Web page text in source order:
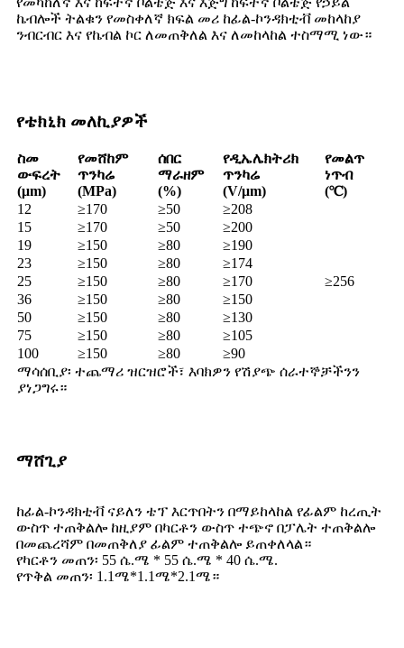
ኬብሎች ትልቁን የመስቀለኛ ክፍል መሪ ከፊል-ኮንዳክቲቭ መከላከያ
ንብርብር እና የኬብል ኮር ለመጠቅለል እና ለመከላከል ተስማሚ ነው።
የቴክኒክ መለኪያዎች
ስመ
ውፍረት
(μm)
የመሸከም
ጥንካሬ
(MPa)
ሰበር
ማራዘም
(%)
የዲኤሌክትሪክ
ጥንካሬ
(V/μm)
የመልጥ
ነጥብ
(℃)
12
≥170 ≥50 ≥208
≥256
15 ≥170 ≥50
≥200
19
≥150 ≥80
≥190
23
≥150 ≥80
≥174
25
≥150 ≥80
≥170
36
≥150 ≥80
≥150
50
≥150 ≥80
≥130
75
≥150 ≥80
≥105
100
≥150 ≥80
≥90
ማሳሰቢያ፡ ተጨማሪ ዝርዝሮች፣ እባክዎን የሽያጭ ሰራተኞቻችንን
ያነጋግሩ።
ማሸጊያ
ከፊል-ኮንዳክቲቭ ናይለን ቴፕ እርጥበትን በማይከላከል የፊልም ከረጢት
ውስጥ ተጠቅልሎ ከዚያም በካርቶን ውስጥ ተጭኖ በፓሌት ተጠቅልሎ
በመጨረሻም በመጠቅለያ ፊልም ተጠቅልሎ ይጠቀለላል።
የካርቶን መጠን፡ 55 ሴ.ሜ * 55 ሴ.ሜ * 40 ሴ.ሜ.
የጥቅል መጠን፡ 1.1ሜ*1.1ሜ*2.1ሜ።